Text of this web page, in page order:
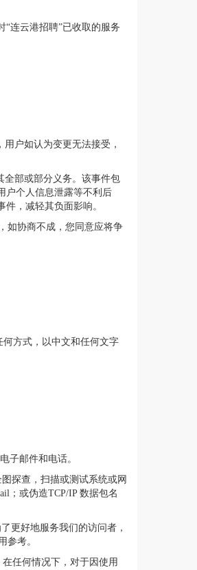
“连云港招聘”已收取的服务
户如认为变更无法接受，
全部或部分义务。该事件包
户个人信息泄露等不利后
，减轻其负面影响。
如协商不成，您同意应将争
方式，以中文和任何文字
子邮件和电话。
探查，扫描或测试系统或网
；或伪造TCP/IP 数据包名
更好地服务我们的访问者，
参考。
任何情况下，对于因使用